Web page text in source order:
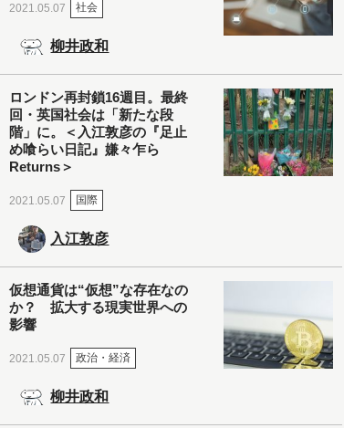
2021.05.07 社会
柳井政和
ロンドン再封鎖16週目。最終
回・英国社会は「新たな段
階」に。＜入江敦彦の『足止
め喰らい日記』嫌々乍ら
Returns＞
2021.05.07 国際
入江敦彦
仮想通貨は“仮想”な存在なの
か？ 拡大する現実世界への
影響
2021.05.07 政治・経済
柳井政和